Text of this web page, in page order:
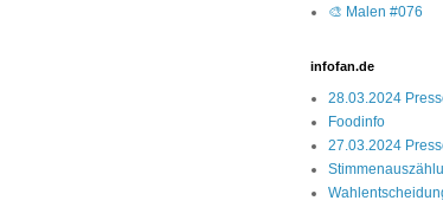
🎨 Malen #076
infofan.de
28.03.2024
Foodinfo
27.03.2024